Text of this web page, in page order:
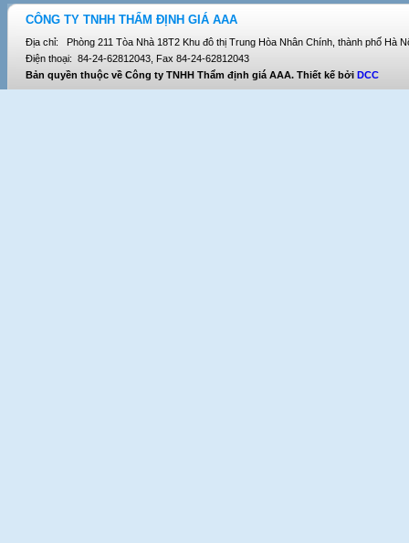
CÔNG TY TNHH THẨM ĐỊNH GIÁ AAA
Địa chỉ: Phòng 211 Tòa Nhà 18T2 Khu đô thị Trung Hòa Nhân Chính, thành phố Hà
Điện thoại: 84-24-62812043, Fax 84-24-62812043
Bản quyền thuộc về Công ty TNHH Thẩm định giá AAA. Thiết kế bởi DCC